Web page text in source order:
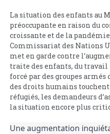
La situation des enfants au
préoccupante en raison du
croissante et de la pandémie
Commissariat des Nations
met en garde contre
traite des enfants, du
forcé par des groupes armés
des droits humains
réfugiés, les demandeurs
la situation encore plus
Une augmentation